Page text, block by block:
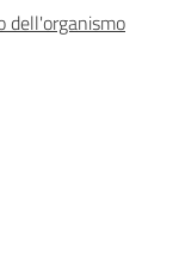
dell'organismo